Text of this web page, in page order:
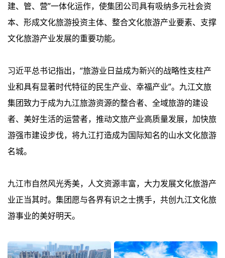
建、管、营”一体化运作，使集团公司具有吸纳多元社会资
本、形成文化旅游投资主体、整合文化旅游产业要素、支撑
文化旅游产业发展的重要功能。
习近平总书记指出，“旅游业日益成为新兴的战略性支柱产
业和具有显著时代特征的民生产业、幸福产业”。九江文旅
集团致力于成为九江旅游资源的整合者、全域旅游的建设
者、美好生活的运营者，推动文旅产业高质量发展，加快旅
游强市建设步伐，将九江打造成为国际知名的山水文化旅游
名城。
九江市自然风光秀美，人文资源丰富，大力发展文化旅游产
业正当其时。集团愿与各界有识之士携手，共创九江文化旅
游事业的美好明天。